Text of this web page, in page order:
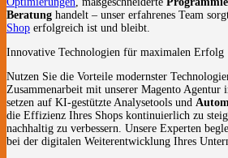
Beratung handelt – unser erfahrenes Team
Shop erfolgreich ist und bleibt.
Innovative Technologien für maximalen Erfolg
Nutzen Sie die Vorteile modernster
Zusammenarbeit mit unserer Magento
setzen auf KI-gestützte Analysetools und
die Effizienz Ihres Shops kontinuierlich zu
nachhaltig zu verbessern. Unsere Experten
bei der digitalen Weiterentwicklung Ihres